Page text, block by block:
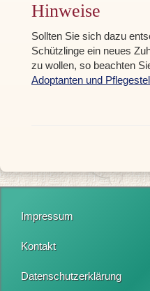
Hinweise
Sollten Sie sich dazu
Schützlinge ein neues
zu wollen, so beachten
Adoptanten und
Impressum
Kontakt
Datenschutzerklärung